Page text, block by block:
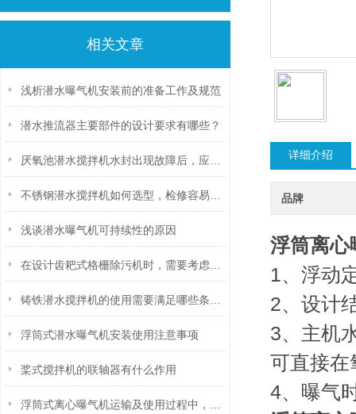
相关文章
浅析潜水曝气机安装前的准备工作及规范
潜水推流器主要部件的设计要求有哪些？
浅谈潜水曝气机可持续性的原因
浮筒式潜水曝气机安装使用注意事项
桨式搅拌机的联轴器有什么作用
详细介绍
品牌
浮筒离心
1、浮动
2、设计
3、主机
可直接在
4、曝气